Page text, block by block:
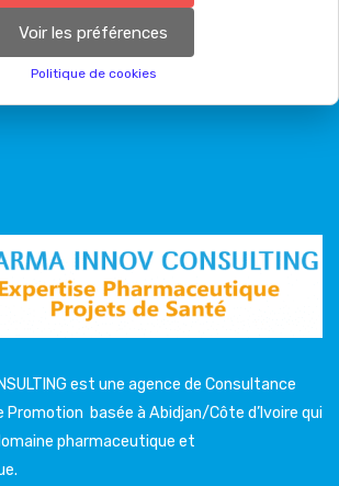
Voir les préférences
Politique de cookies
est une agence de Consultance
Promotion basée à Abidjan/Côte d’Ivoire qui
pharmaceutique et